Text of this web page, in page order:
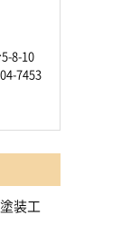
8-10
7453
装工